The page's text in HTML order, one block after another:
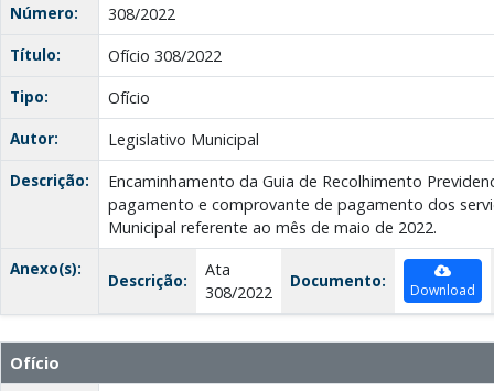
Número:
308/2022
Título:
Ofício 308/2022
Tipo:
Ofício
Autor:
Legislativo Municipal
Descrição:
Encaminhamento da Guia de Recolhimento
pagamento e comprovante de pagamento dos
Municipal referente ao mês de maio de 2022.
Anexo(s):
Descrição:
Ata
308/2022
Documento: Download
Ofício